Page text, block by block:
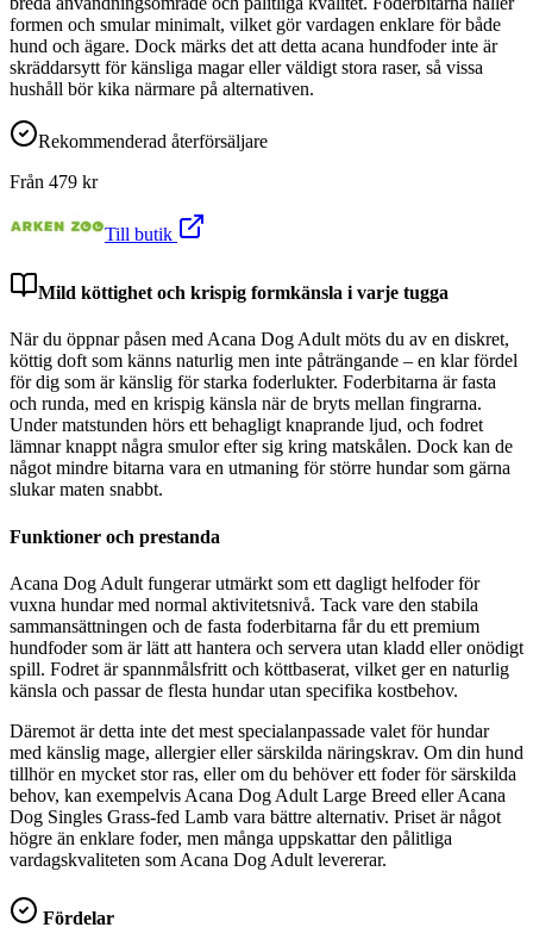
formen och smular minimalt, vilket gör vardagen enklare för både
hund och ägare. Dock märks det att detta acana hundfoder inte är
skräddarsytt för känsliga magar eller väldigt stora raser, så vissa
hushåll bör kika närmare på alternativen.
Rekommenderad återförsäljare
Från 479 kr
Till butik
Mild köttighet och krispig formkänsla i varje tugga
När du öppnar påsen med Acana Dog Adult möts du av en diskret,
köttig doft som känns naturlig men inte påträngande – en klar fördel
för dig som är känslig för starka foderlukter. Foderbitarna är fasta
och runda, med en krispig känsla när de bryts mellan fingrarna.
Under matstunden hörs ett behagligt knaprande ljud, och fodret
lämnar knappt några smulor efter sig kring matskålen. Dock kan de
något mindre bitarna vara en utmaning för större hundar som gärna
slukar maten snabbt.
Funktioner och prestanda
Acana Dog Adult fungerar utmärkt som ett dagligt helfoder för
vuxna hundar med normal aktivitetsnivå. Tack vare den stabila
sammansättningen och de fasta foderbitarna får du ett premium
hundfoder som är lätt att hantera och servera utan kladd eller onödigt
spill. Fodret är spannmålsfritt och köttbaserat, vilket ger en naturlig
känsla och passar de flesta hundar utan specifika kostbehov.
Däremot är detta inte det mest specialanpassade valet för hundar
med känslig mage, allergier eller särskilda näringskrav. Om din hund
tillhör en mycket stor ras, eller om du behöver ett foder för särskilda
behov, kan exempelvis Acana Dog Adult Large Breed eller Acana
Dog Singles Grass-fed Lamb vara bättre alternativ. Priset är något
högre än enklare foder, men många uppskattar den pålitliga
vardagskvaliteten som Acana Dog Adult levererar.
Fördelar